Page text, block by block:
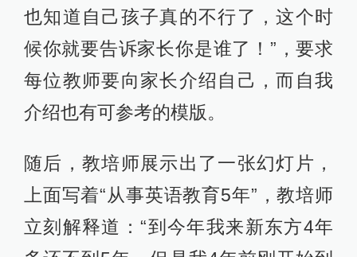
也知道自己孩子真的不行了，这个时
候你就要告诉家长你是谁了！”，要求
每位教师要向家长介绍自己，而自我
介绍也有可参考的模版。
随后，教培师展示出了一张幻灯片，
上面写着“从事英语教育5年”，教培师
立刻解释道：“到今年我来新东方4年